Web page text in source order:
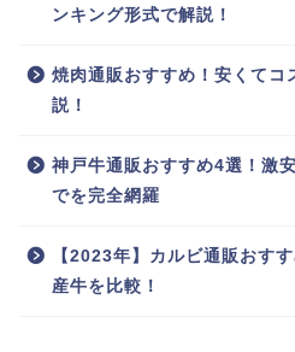
ンキング形式で解説！
焼肉通販おすすめ！安くてコ
説！
神戸牛通販おすすめ4選！激
でを完全網羅
【2023年】カルビ通販おす
産牛を比較！